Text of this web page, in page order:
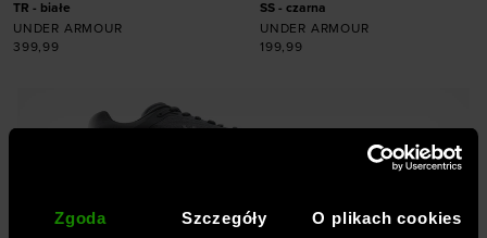
Zgoda Szczegóły O plikach cookies
Dodaj produkt w
36,5 37,5
38
TR - białe
UNDER ARMOUR
399,99
L
SS - czarna
UNDER ARMOUR
199,99